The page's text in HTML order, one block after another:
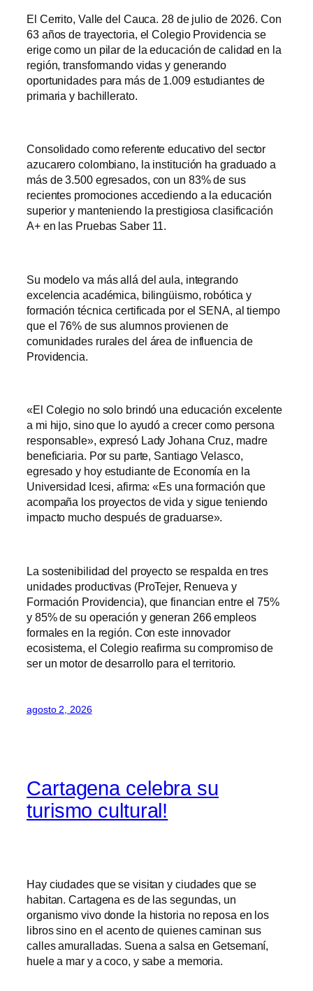
El Cerrito, Valle del Cauca. 28 de julio de 2026. Con
63 años de trayectoria, el Colegio Providencia se
erige como un pilar de la educación de calidad en la
región, transformando vidas y generando
oportunidades para más de 1.009 estudiantes de
primaria y bachillerato.
Consolidado como referente educativo del sector
azucarero colombiano, la institución ha graduado a
más de 3.500 egresados, con un 83% de sus
recientes promociones accediendo a la educación
superior y manteniendo la prestigiosa clasificación
A+ en las Pruebas Saber 11.
Su modelo va más allá del aula, integrando
excelencia académica, bilingüismo, robótica y
formación técnica certificada por el SENA, al tiempo
que el 76% de sus alumnos provienen de
comunidades rurales del área de influencia de
Providencia.
«El Colegio no solo brindó una educación excelente
a mi hijo, sino que lo ayudó a crecer como persona
responsable», expresó Lady Johana Cruz, madre
beneficiaria. Por su parte, Santiago Velasco,
egresado y hoy estudiante de Economía en la
Universidad Icesi, afirma: «Es una formación que
acompaña los proyectos de vida y sigue teniendo
impacto mucho después de graduarse».
La sostenibilidad del proyecto se respalda en tres
unidades productivas (ProTejer, Renueva y
Formación Providencia), que financian entre el 75%
y 85% de su operación y generan 266 empleos
formales en la región. Con este innovador
ecosistema, el Colegio reafirma su compromiso de
ser un motor de desarrollo para el territorio.
agosto 2, 2026
Cartagena celebra su
turismo cultural!
Hay ciudades que se visitan y ciudades que se
habitan. Cartagena es de las segundas, un
organismo vivo donde la historia no reposa en los
libros sino en el acento de quienes caminan sus
calles amuralladas. Suena a salsa en Getsemaní,
huele a mar y a coco, y sabe a memoria.